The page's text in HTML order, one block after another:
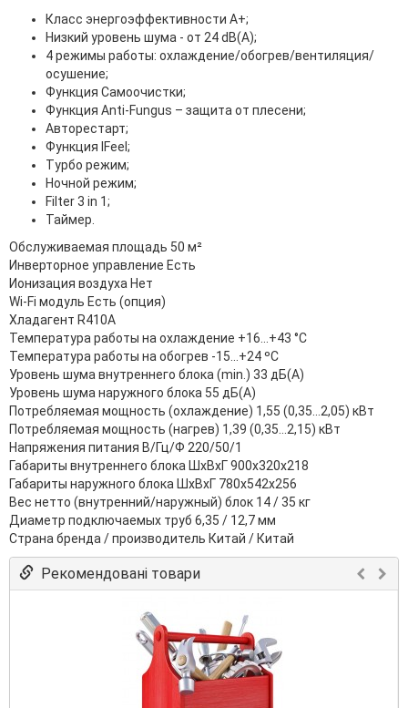
Класс энергоэффективности А+;
Низкий уровень шума - от 24 dB(A);
4 режимы работы: охлаждение/обогрев/вентиляция/
осушение;
Функция Самоочистки;
Функция Anti-Fungus – защита от плесени;
Авторестарт;
Функция IFeel;
Турбо режим;
Ночной режим;
Filter 3 in 1;
Таймер.
Обслуживаемая площадь 50 м²
Инверторное управление Есть
Ионизация воздуха Нет
Wi-Fi модуль Есть (опция)
Хладагент R410A
Температура работы на охлаждение +16...+43 °С
Температура работы на обогрев -15...+24 ºС
Уровень шума внутреннего блока (min.) 33 дБ(А)
Уровень шума наружного блока 55 дБ(А)
Потребляемая мощность (охлаждение) 1,55 (0,35...2,05) кВт
Потребляемая мощность (нагрев) 1,39 (0,35...2,15) кВт
Напряжения питания В/Гц/Ф 220/50/1
Габариты внутреннего блока ШхВхГ 900х320х218
Габариты наружного блока ШхВхГ 780х542х256
Вес нетто (внутренний/наружный) блок 14 / 35 кг
Диаметр подключаемых труб 6,35 / 12,7 мм
Страна бренда / производитель Китай / Китай
Рекомендовані товари